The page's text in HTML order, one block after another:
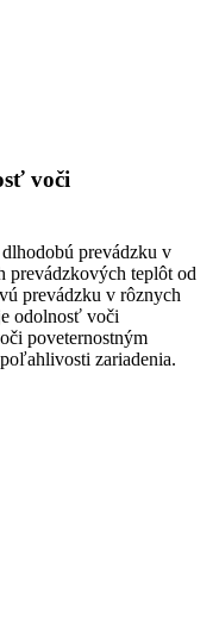
voči
prevádzku v
prevádzkových teplôt od
prevádzku v rôznych
odolnosť voči
poveternostným
zariadenia.